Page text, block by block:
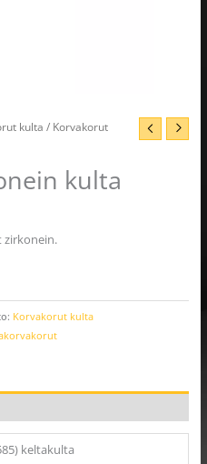
kulta / Korvakorut
kulta
zirkonein.
Korvakorut kulta
keltakulta